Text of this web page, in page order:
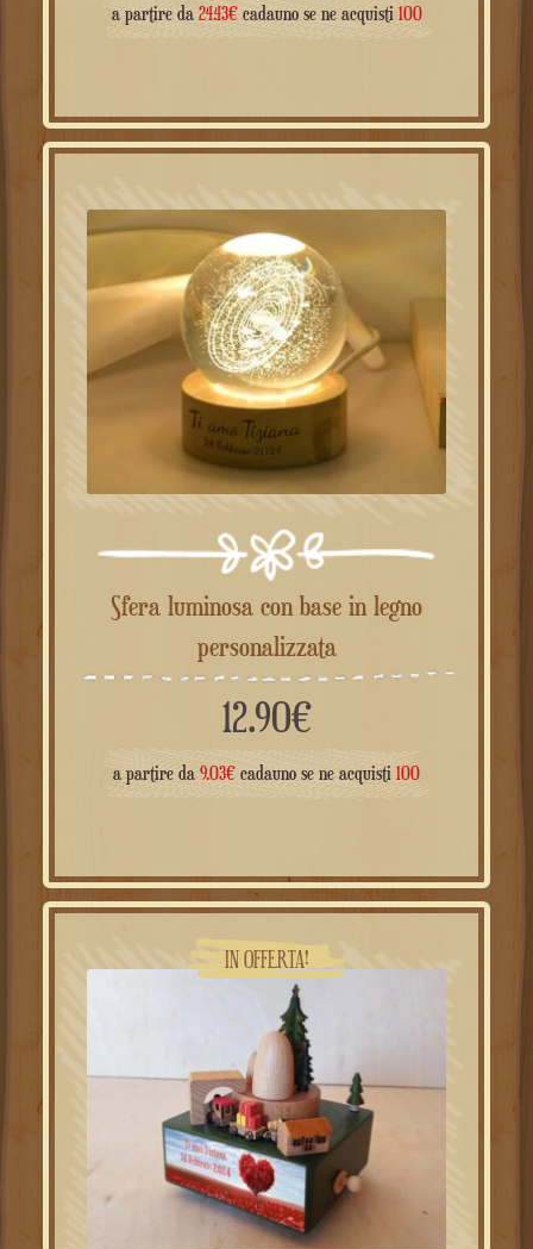
a partire da 24.43€cadauno se ne acquisti100
Sfera luminosa con base in legno
personalizzata
12.90€
a partire da 9.03€ cadauno se ne acquisti 100
IN OFFERTA!